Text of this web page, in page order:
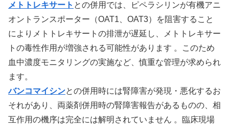
メトトレキサート との併用では、ピペラシリンが有機アニ
オントランスポーター（OAT1、OAT3）を阻害すること
によりメトトレキサートの排泄が遅延し、メトトレキサー
トの毒性作用が増強される可能性があります 。このため
血中濃度モニタリングの実施など、慎重な管理が求められ
ます。
バンコマイシンとの併用時には腎障害が発現・悪化するお
それがあり、両薬剤併用時の腎障害報告があるものの、相
互作用の機序は完全には解明されていません 。臨床現場